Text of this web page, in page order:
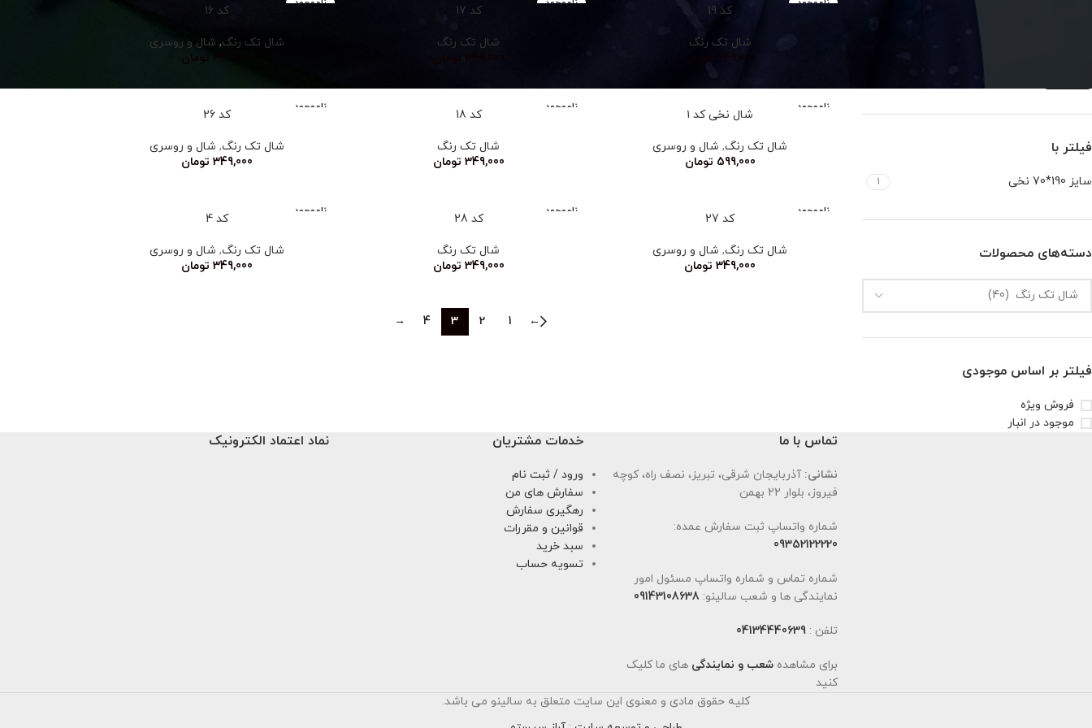
فیلتر با
سایز 190*70 نخی 1
دسته‌های محصولات
فیلتر بر اساس موجودی
فروش ویژه
موجود در انبار
ناموجود کد 19
شال تک رنگ
349,000
ناموجود کد 17
شال تک رنگ
ناموجود کد 16
شال تک رنگ, شال و روسری
ناموجود شال نخی کد ۱
شال تک رنگ, شال و روسری
599,000 تومان
ناموجود کد 18
شال تک رنگ
349,000 تومان
ناموجود کد 26
شال تک رنگ, شال و روسری
349,000 تومان
ناموجود کد 27
شال تک رنگ, شال و روسری
349,000 تومان
ناموجود کد 28
شال تک رنگ
349,000 تومان
ناموجود کد 4
شال تک رنگ, شال و روسری
349,000 تومان
←
1
2
3
4
→
تماس با ما
نشانی: آذربایجان شرقی، تبریز، نصف راه، کوچه
فیروز، بلوار 22 بهمن
شماره واتساپ ثبت سفارش عمده:
09352122220
شماره تماس و شماره واتساپ مسئول امور
نمایندگی ها و شعب سالینو: 09143108638
تلفن : 04134440639
برای مشاهده شعب و نمایندگی های ما کلیک
کنید
خدمات مشتریان
ورود / ثبت نام
سفارش های من
رهگیری سفارش
قوانین و مقررات
سبد خرید
تسویه حساب
نماد اعتماد الکترونیک
کلیه حقوق مادی و معنوی این سایت متعلق به سالینو می باشد.